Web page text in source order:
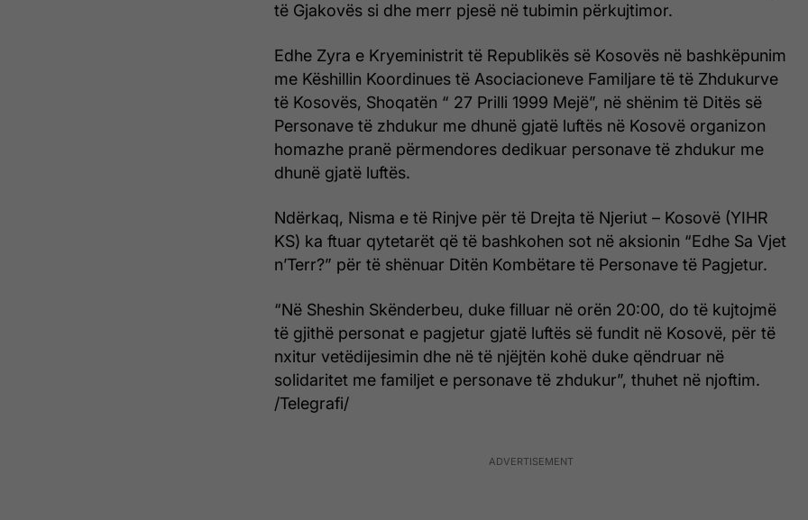
të Gjakovës si dhe merr pjesë në tubimin përkujtimor.
Edhe Zyra e Kryeministrit të Republikës së Kosovës në bashkëpunim
me Këshillin Koordinues të Asociacioneve Familjare të të Zhdukurve
të Kosovës, Shoqatën “ 27 Prilli 1999 Mejë”, në shënim të Ditës së
Personave të zhdukur me dhunë gjatë luftës në Kosovë organizon
homazhe pranë përmendores dedikuar personave të zhdukur me
dhunë gjatë luftës.
Ndërkaq, Nisma e të Rinjve për të Drejta të Njeriut – Kosovë (YIHR
KS) ka ftuar qytetarët që të bashkohen sot në aksionin “Edhe Sa Vjet
n’Terr?” për të shënuar Ditën Kombëtare të Personave të Pagjetur.
“Në Sheshin Skënderbeu, duke filluar në orën 20:00, do të kujtojmë
të gjithë personat e pagjetur gjatë luftës së fundit në Kosovë, për të
nxitur vetëdijesimin dhe në të njëjtën kohë duke qëndruar në
solidaritet me familjet e personave të zhdukur”, thuhet në njoftim.
/Telegrafi/